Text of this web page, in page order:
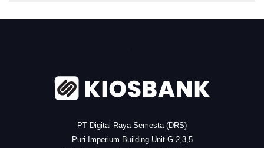
PT Digital Raya Semesta (DRS)
Puri Imperium Building Unit G 2,3,5